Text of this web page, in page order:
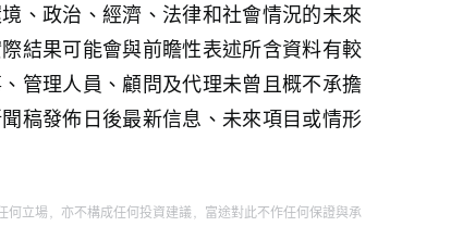
、政治、經濟、法律和社會情況的未來
結果可能會與前瞻性表述所含資料有較
管理人員、顧問及代理未曾且概不承擔
稿發佈日後最新信息、未來項目或情形
立場，亦不構成任何投資建議，富途對此不作任何保證與承